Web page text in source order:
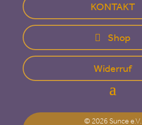
KONTAKT
Shop
Widerruf
© 2026 Sunce e.V.